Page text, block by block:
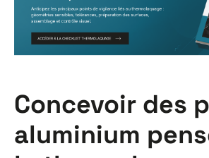
Concevoir des
aluminium